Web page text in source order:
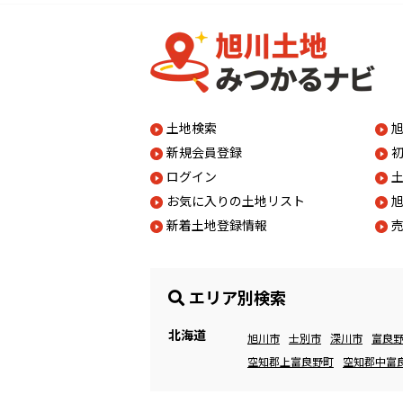
土地検索
新規会員登録
ログイン
お気に入りの土地リスト
新着土地登録情報
エリア別検索
北海道 旭川市 士別市 深川市
富良
空知郡上富良野町
空知郡中富